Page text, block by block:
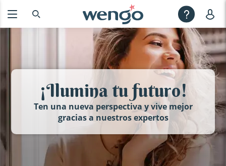
¡Ilumina tu futuro!
Ten una nueva perspectiva y vive mejor
gracias a nuestros expertos